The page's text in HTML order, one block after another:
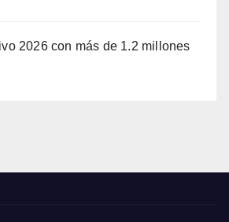
2026 con más de 1.2 millones